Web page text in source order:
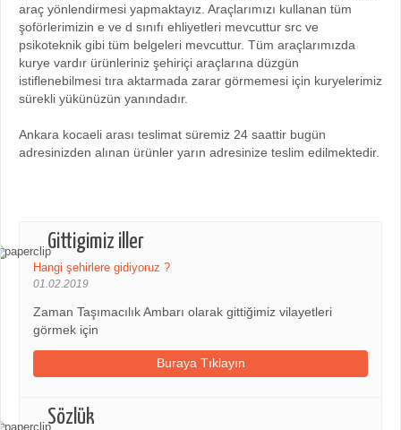
Gittigimiz iller
Hangi şehirlere gidiyoruz ?
01.02.2019
Zaman Taşımacılık Ambarı olarak gittiğimiz vilayetleri
görmek için
Buraya Tıklayın
Sözlük
araç yönlendirmesi yapmaktayız. Araçlarımızı kullanan tüm
şoförlerimizin e ve d sınıfı ehliyetleri mevcuttur src ve
psikoteknik gibi tüm belgeleri mevcuttur. Tüm araçlarımızda
kurye vardır ürünleriniz şehiriçi araçlarına düzgün
istiflenebilmesi tıra aktarmada zarar görmemesi için kuryelerimiz
sürekli yükünüzün yanındadır.
Ankara kocaeli arası teslimat süremiz 24 saattir bugün
adresinizden alınan ürünler yarın adresinize teslim edilmektedir.